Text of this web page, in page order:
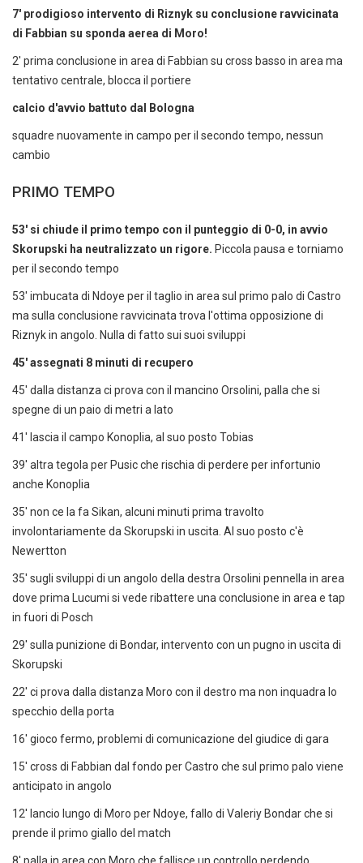
7' prodigioso intervento di Riznyk su conclusione ravvicinata
di Fabbian su sponda aerea di Moro!
2' prima conclusione in area di Fabbian su cross basso in area ma
tentativo centrale, blocca il portiere
calcio d'avvio battuto dal Bologna
squadre nuovamente in campo per il secondo tempo, nessun
cambio
PRIMO TEMPO
53' si chiude il primo tempo con il punteggio di 0-0, in avvio
Skorupski ha neutralizzato un rigore. Piccola pausa e torniamo
per il secondo tempo
53' imbucata di Ndoye per il taglio in area sul primo palo di Castro
ma sulla conclusione ravvicinata trova l'ottima opposizione di
Riznyk in angolo. Nulla di fatto sui suoi sviluppi
45' assegnati 8 minuti di recupero
45' dalla distanza ci prova con il mancino Orsolini, palla che si
spegne di un paio di metri a lato
41' lascia il campo Konoplia, al suo posto Tobias
39' altra tegola per Pusic che rischia di perdere per infortunio
anche Konoplia
35' non ce la fa Sikan, alcuni minuti prima travolto
involontariamente da Skorupski in uscita. Al suo posto c'è
Newertton
35' sugli sviluppi di un angolo della destra Orsolini pennella in area
dove prima Lucumi si vede ribattere una conclusione in area e tap
in fuori di Posch
29' sulla punizione di Bondar, intervento con un pugno in uscita di
Skorupski
22' ci prova dalla distanza Moro con il destro ma non inquadra lo
specchio della porta
16' gioco fermo, problemi di comunicazione del giudice di gara
15' cross di Fabbian dal fondo per Castro che sul primo palo viene
anticipato in angolo
12' lancio lungo di Moro per Ndoye, fallo di Valeriy Bondar che si
prende il primo giallo del match